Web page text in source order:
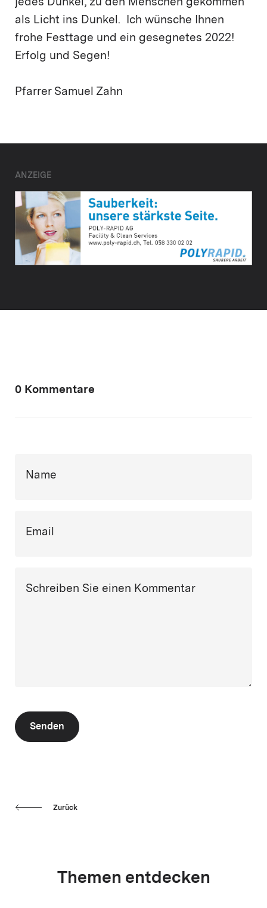
jedes Dunkel, zu den Menschen gekommen
als Licht ins Dunkel. Ich wünsche Ihnen
frohe Festtage und ein gesegnetes 2022!
Erfolg und Segen!
Pfarrer Samuel Zahn
ANZEIGE
0 Kommentare
Name
Email
Schreiben Sie einen Kommentar
Senden
Zurück
Themen entdecken